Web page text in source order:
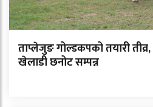
ताप्लेजुङ गोल्डकपको तयारी
खेलाडी छनोट सम्पन्न